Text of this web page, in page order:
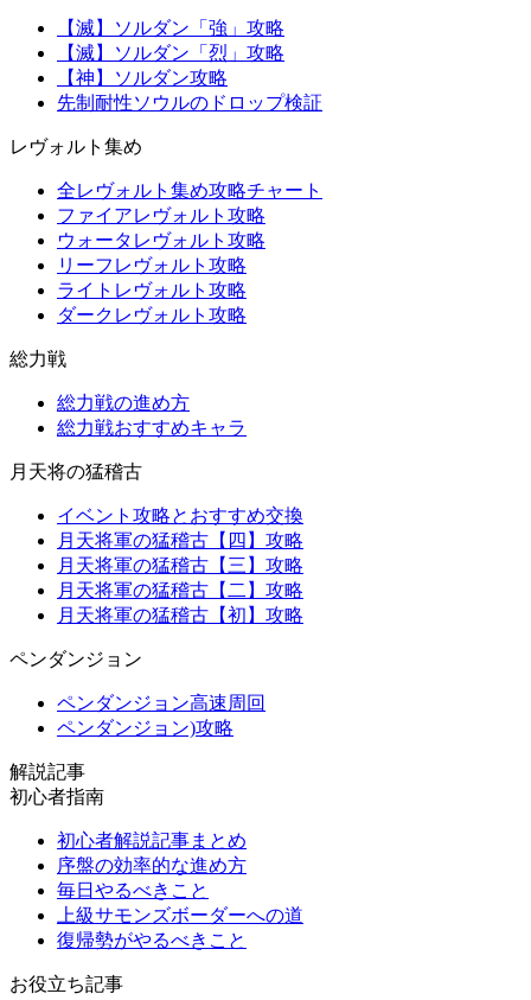
【滅】ソルダン「強」攻略
【滅】ソルダン「烈」攻略
【神】ソルダン攻略
先制耐性ソウルのドロップ検証
レヴォルト集め
全レヴォルト集め攻略チャート
ファイアレヴォルト攻略
ウォータレヴォルト攻略
リーフレヴォルト攻略
ライトレヴォルト攻略
ダークレヴォルト攻略
総力戦
総力戦の進め方
総力戦おすすめキャラ
月天将の猛稽古
イベント攻略とおすすめ交換
月天将軍の猛稽古【四】攻略
月天将軍の猛稽古【三】攻略
月天将軍の猛稽古【二】攻略
月天将軍の猛稽古【初】攻略
ペンダンジョン
ペンダンジョン高速周回
ペンダンジョン)攻略
解説記事
初心者指南
初心者解説記事まとめ
序盤の効率的な進め方
毎日やるべきこと
上級サモンズボーダーへの道
復帰勢がやるべきこと
お役立ち記事